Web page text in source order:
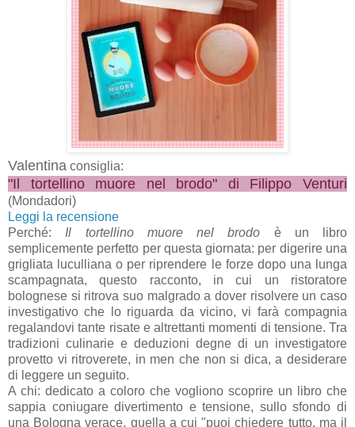
Valentina consiglia:
"Il tortellino muore nel brodo" di Filippo Venturi
(Mondadori)
Leggi la recensione
Perché: Il tortellino muore nel brodo è un libro
semplicemente perfetto per questa giornata: per digerire una
grigliata luculliana o per riprendere le forze dopo una lunga
scampagnata, questo racconto, in cui un ristoratore
bolognese si ritrova suo malgrado a dover risolvere un caso
investigativo che lo riguarda da vicino, vi farà compagnia
regalandovi tante risate e altrettanti momenti di tensione. Tra
tradizioni culinarie e deduzioni degne di un investigatore
provetto vi ritroverete, in men che non si dica, a desiderare
di leggere un seguito.
A chi: dedicato a coloro che vogliono scoprire un libro che
sappia coniugare divertimento e tensione, sullo sfondo di
una Bologna verace, quella a cui "puoi chiedere tutto, ma il